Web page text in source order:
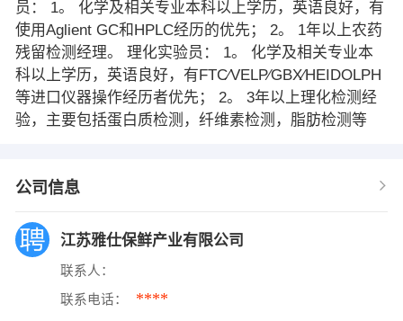
员： 1。 化学及相关专业本科以上学历，英语良好，有
使用Aglient GC和HPLC经历的优先； 2。 1年以上农药
残留检测经理。 理化实验员： 1。 化学及相关专业本
科以上学历，英语良好，有FTC∕VELP∕GBX∕HEIDOLPH
等进口仪器操作经历者优先； 2。 3年以上理化检测经
验，主要包括蛋白质检测，纤维素检测，脂肪检测等
公司信息
江苏雅仕保鲜产业有限公司
联系人：
联系电话： ****